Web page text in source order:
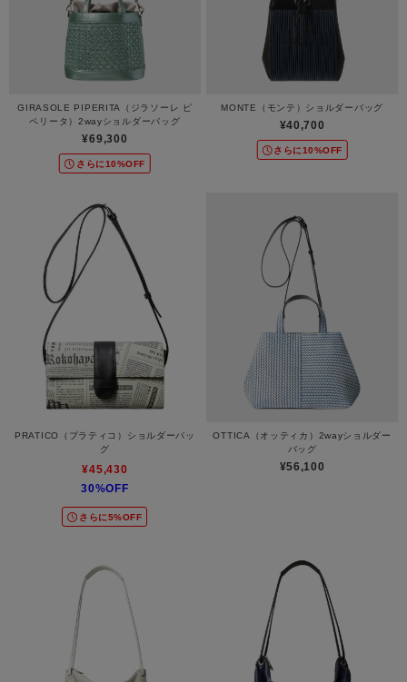
GIRASOLE PIPERITA（ジラソーレ ピ
ペリータ）2wayショルダーバッグ
¥69,300
さらに10%OFF
MONTE（モンテ）ショルダーバッグ
¥40,700
さらに10%OFF
PRATICO（プラティコ）ショルダーバッ
グ
¥45,430
30%OFF
さらに5%OFF
OTTICA（オッティカ）2wayショルダー
バッグ
¥56,100